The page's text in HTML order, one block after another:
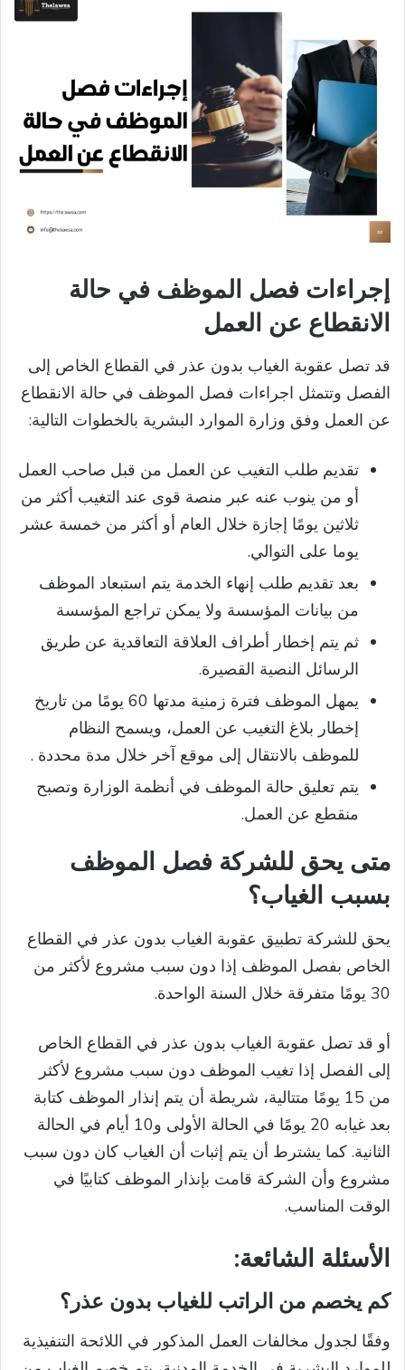
إجراءات فصل الموظف في حالة
الانقطاع عن العمل
قد تصل عقوبة الغياب بدون عذر في القطاع الخاص إلى
الفصل وتتمثل اجراءات فصل الموظف في حالة الانقطاع
عن العمل وفق وزارة الموارد البشرية بالخطوات التالية:
تقديم طلب التغيب عن العمل من قبل صاحب العمل
أو من ينوب عنه عبر منصة قوى عند التغيب أكثر من
ثلاثين يومًا إجازة خلال العام أو أكثر من خمسة عشر
يوما على التوالي.
بعد تقديم طلب إنهاء الخدمة يتم استبعاد الموظف
من بيانات المؤسسة ولا يمكن تراجع المؤسسة
ثم يتم إخطار أطراف العلاقة التعاقدية عن طريق
الرسائل النصية القصيرة.
يمهل الموظف فترة زمنية مدتها 60 يومًا من تاريخ
إخطار بلاغ التغيب عن العمل، ويسمح النظام
للموظف بالانتقال إلى موقع آخر خلال مدة محددة .
يتم تعليق حالة الموظف في أنظمة الوزارة وتصبح
منقطع عن العمل.
متى يحق للشركة فصل الموظف
بسبب الغياب؟
يحق للشركة تطبيق عقوبة الغياب بدون عذر في القطاع
الخاص بفصل الموظف إذا دون سبب مشروع لأكثر من
30 يومًا متفرقة خلال السنة الواحدة.
أو قد تصل عقوبة الغياب بدون عذر في القطاع الخاص
إلى الفصل إذا تغيب الموظف دون سبب مشروع لأكثر
من 15 يومًا متتالية، شريطة أن يتم إنذار الموظف كتابة
بعد غيابه 20 يومًا في الحالة الأولى و10 أيام في الحالة
الثانية. كما يشترط أن يتم إثبات أن الغياب كان دون سبب
مشروع وأن الشركة قامت بإنذار الموظف كتابيًا في
الوقت المناسب.
الأسئلة الشائعة:
كم يخصم من الراتب للغياب بدون عذر؟
وفقًا لجدول مخالفات العمل المذكور في اللائحة التنفيذية